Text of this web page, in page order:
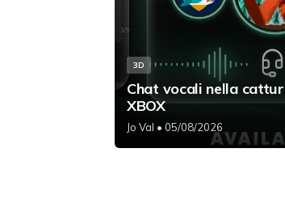
3D
Chat vocali nella
XBOX
Jo Val • 05/08/2026